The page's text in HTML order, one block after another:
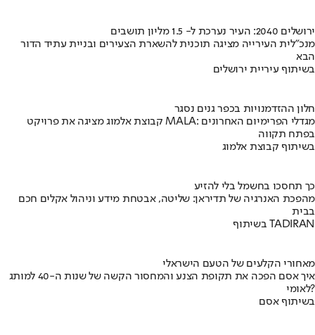
ירושלים 2040: העיר נערכת ל- 1.5 מליון תושבים
מנכ"לית העירייה מציגה תוכנית להשארת הצעירים ובניית עתיד הדור
הבא
בשיתוף עיריית ירושלים
חלון ההזדמנויות בכפר גנים נסגר
קבוצת אלמוג מציגה את פרויקט MALA: מגדלי הפרימיום האחרונים
בפתח תקווה
בשיתוף קבוצת אלמוג
כך תחסכו בחשמל בלי להזיע
מהפכת האנרגיה של תדיראן: שליטה, אבטחת מידע וניהול אקלים חכם
בבית
בשיתוף TADIRAN
מאחורי הקלעים של הטעם הישראלי
איך אסם הפכה את תקופת הצנע והמחסור הקשה של שנות ה-40 למותג
לאומי?
בשיתוף אסם